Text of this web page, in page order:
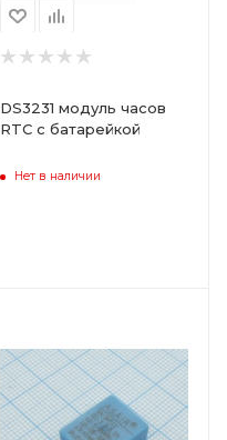
DS3231 модуль часов
RTC с батарейкой
Нет в наличии